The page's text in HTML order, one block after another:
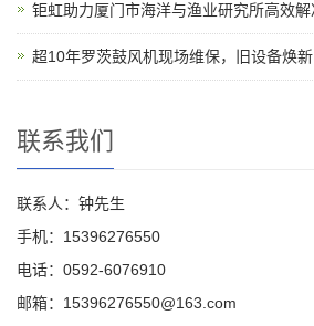
钜虹助力厦门市海洋与渔业研究所高效
超10年罗茨鼓风机现场维保，旧设备焕新
联系我们
联系人：钟先生
手机：15396276550
电话：0592-6076910
邮箱：15396276550@163.com